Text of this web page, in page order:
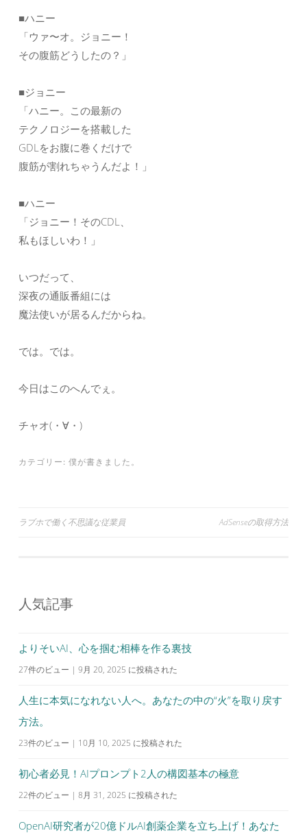
■ハニー
「ウァ〜オ。ジョニー！
その腹筋どうしたの？」
■ジョニー
「ハニー。この最新の
テクノロジーを搭載した
GDLをお腹に巻くだけで
腹筋が割れちゃうんだよ！」
■ハニー
「ジョニー！そのCDL、
私もほしいわ！」
いつだって、
深夜の通販番組には
魔法使いが居るんだからね。
では。では。
今日はこのへんでぇ。
チャオ(・∀・)
カテゴリー: 僕が書きました。
投
ゲ
シ
ョ
ラブホで働く不思議な従業員 AdSenseの取得方法
人気記事
よりそいAI、心を掴む相棒を作る裏技
27件のビュー | 9月 20, 2025 に投稿された
人生に本気になれない人へ。あなたの中の“火”を取り戻す
方法。
23件のビュー | 10月 10, 2025 に投稿された
初心者必見！AIプロンプト2人の構図基本の極意
22件のビュー | 8月 31, 2025 に投稿された
OpenAI研究者が20億ドルAI創薬企業を立ち上げ！あなた